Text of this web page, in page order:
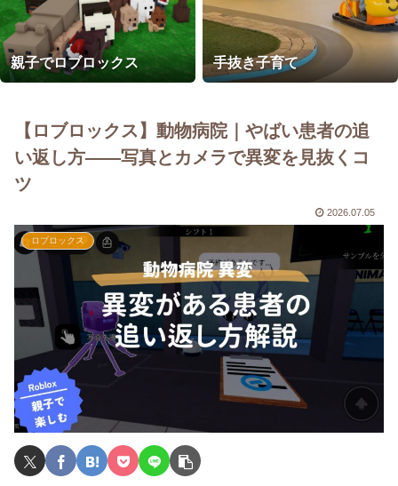
親子でロブロックス 手抜き子育て
【ロブロックス】動物病院｜やばい患者の追
い返し方——写真とカメラで異変を見抜くコ
ツ
2026.07.05
ロブロックス